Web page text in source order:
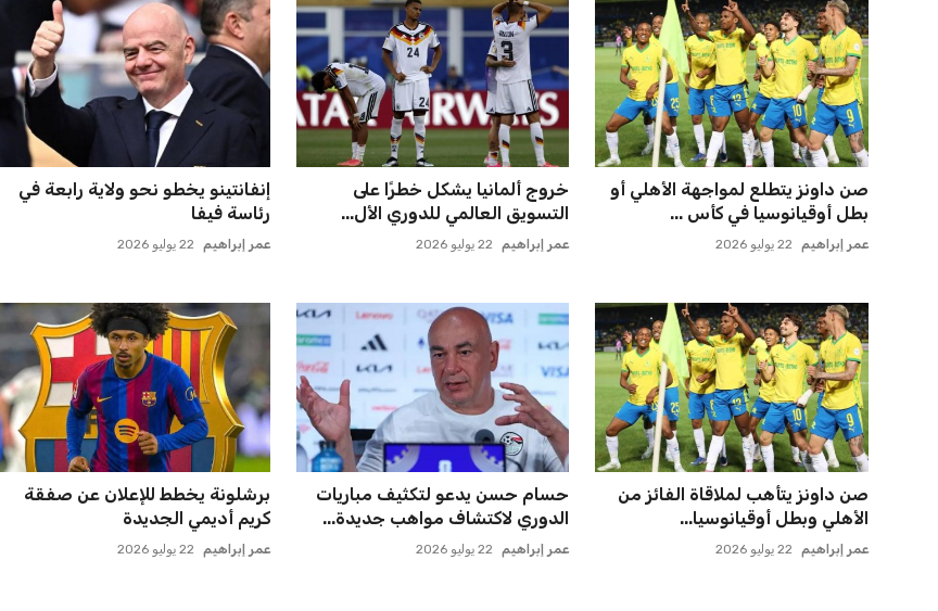
صن داونز يتطلع لمواجهة الأهلي أو
بطل أوقيانوسيا في كأس ...
عمر إبراهيم 22 يوليو 2026
خروج ألمانيا يشكل خطرًا على
التسويق العالمي للدوري الأل...
عمر إبراهيم 22 يوليو 2026
إنفانتينو يخطو نحو ولاية رابعة في
رئاسة فيفا
عمر إبراهيم 22 يوليو 2026
صن داونز يتأهب لملاقاة الفائز من
الأهلي وبطل أوقيانوسيا...
عمر إبراهيم 22 يوليو 2026
حسام حسن يدعو لتكثيف مباريات
الدوري لاكتشاف مواهب جديدة...
عمر إبراهيم 22 يوليو 2026
برشلونة يخطط للإعلان عن صفقة
كريم أديمي الجديدة
عمر إبراهيم 22 يوليو 2026